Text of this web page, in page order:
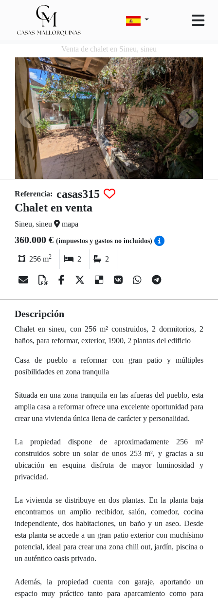
Venta de chalet en Sineu, sineu
Referencia: casas315
Chalet en venta
Sineu, sineu mapa
360.000 € (impuestos y gastos no incluídos)
256 m2 2 2
Descripción
Chalet en sineu, con 256 m² construidos, 2 dormitorios, 2
baños, para reformar, exterior, 1900, 2 plantas del edificio
Casa de pueblo a reformar con gran patio y múltiples
posibilidades en zona tranquila
Situada en una zona tranquila en las afueras del pueblo, esta
amplia casa a reformar ofrece una excelente oportunidad para
crear una vivienda única llena de carácter y personalidad.
La propiedad dispone de aproximadamente 256 m²
construidos sobre un solar de unos 253 m², y gracias a su
ubicación en esquina disfruta de mayor luminosidad y
privacidad.
La vivienda se distribuye en dos plantas. En la planta baja
encontramos un amplio recibidor, salón, comedor, cocina
independiente, dos habitaciones, un baño y un aseo. Desde
esta planta se accede a un gran patio exterior con muchísimo
potencial, ideal para crear una zona chill out, jardín, piscina o
un auténtico oasis privado.
Además, la propiedad cuenta con garaje, aportando un
espacio muy práctico tanto para aparcamiento como para